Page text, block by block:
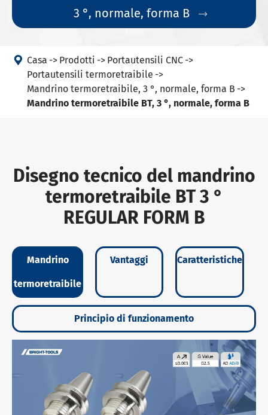
3 °, normale, forma B

 Casa Prodotti
Portautensili CNC
Portautensili termoretraibile
Mandrino termoretraibile, 3 °, normale, forma B
Mandrino termoretraibile BT, 3 °, normale, forma B
Disegno tecnico del mandrino
termoretraibile BT 3 °
REGULAR FORM B
Mandrino
termoretraibile
Vantaggi Caratteristiche
Principio di funzionamento